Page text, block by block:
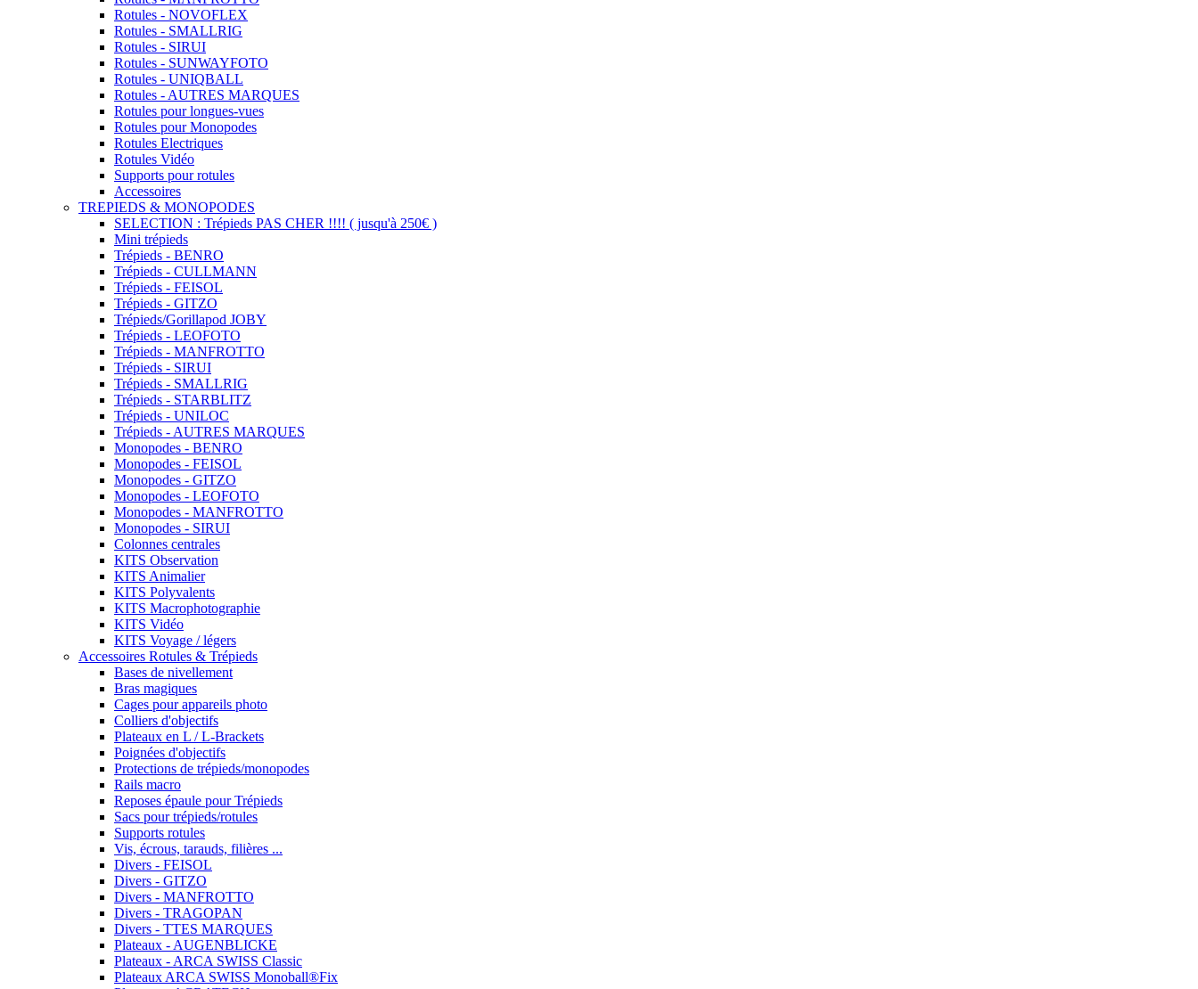
Rotules - NOVOFLEX
Rotules - SMALLRIG
Rotules - SIRUI
Rotules - SUNWAYFOTO
Rotules - UNIQBALL
Rotules - AUTRES MARQUES
Rotules pour longues-vues
Rotules pour Monopodes
Rotules Electriques
Rotules Vidéo
Supports pour rotules
Accessoires
TREPIEDS & MONOPODES
SELECTION : Trépieds PAS CHER !!!! ( jusqu'à 250€ )
Mini trépieds
Trépieds - BENRO
Trépieds - CULLMANN
Trépieds - FEISOL
Trépieds - GITZO
Trépieds/Gorillapod JOBY
Trépieds - LEOFOTO
Trépieds - MANFROTTO
Trépieds - SIRUI
Trépieds - SMALLRIG
Trépieds - STARBLITZ
Trépieds - UNILOC
Trépieds - AUTRES MARQUES
Monopodes - BENRO
Monopodes - FEISOL
Monopodes - GITZO
Monopodes - LEOFOTO
Monopodes - MANFROTTO
Monopodes - SIRUI
Colonnes centrales
KITS Observation
KITS Animalier
KITS Polyvalents
KITS Macrophotographie
KITS Vidéo
KITS Voyage / légers
Accessoires Rotules & Trépieds
Bases de nivellement
Bras magiques
Cages pour appareils photo
Colliers d'objectifs
Plateaux en L / L-Brackets
Poignées d'objectifs
Protections de trépieds/monopodes
Rails macro
Reposes épaule pour Trépieds
Sacs pour trépieds/rotules
Supports rotules
Vis, écrous, tarauds, filières ...
Divers - FEISOL
Divers - GITZO
Divers - MANFROTTO
Divers - TRAGOPAN
Divers - TTES MARQUES
Plateaux - AUGENBLICKE
Plateaux - ARCA SWISS Classic
Plateaux ARCA SWISS Monoball®Fix